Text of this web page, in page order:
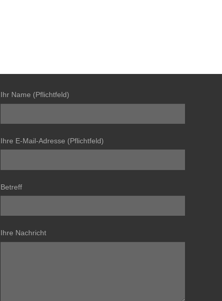
Ihr Name (Pflichtfeld)
Ihre E-Mail-Adresse (Pflichtfeld)
Betreff
Ihre Nachricht